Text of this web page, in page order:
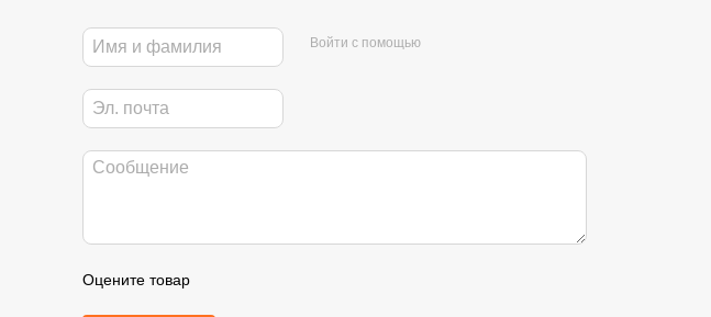
Войти с помощью
Оцените товар